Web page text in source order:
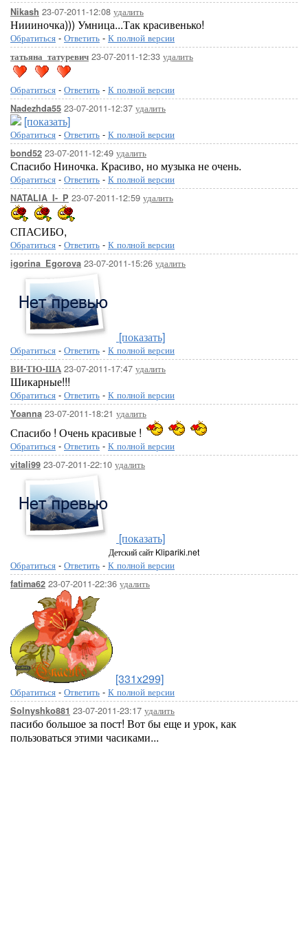
Nikash 23-07-2011-12:08 удалить
Ниииночка))) Умница...Так красивенько!
Обратиться - Ответить - К полной версии
татьяна_татуревич 23-07-2011-12:33 удалить
Обратиться - Ответить - К полной версии
Nadezhda55 23-07-2011-12:37 удалить
[показать]
Обратиться - Ответить - К полной версии
bond52 23-07-2011-12:49 удалить
Спасибо Ниночка. Красиво, но музыка не очень.
Обратиться - Ответить - К полной версии
NATALIA_I-_P 23-07-2011-12:59 удалить
СПАСИБО,
Обратиться - Ответить - К полной версии
igorina_Egorova 23-07-2011-15:26 удалить
[показать]
Обратиться - Ответить - К полной версии
ВИ-ТЮ-ША 23-07-2011-17:47 удалить
Шикарные!!!
Обратиться - Ответить - К полной версии
Yoanna 23-07-2011-18:21 удалить
Спасибо ! Очень красивые !
Обратиться - Ответить - К полной версии
vitali99 23-07-2011-22:10 удалить
[показать]
Детский сайт Klipariki.net
Обратиться - Ответить - К полной версии
fatima62 23-07-2011-22:36 удалить
[331x299]
Обратиться - Ответить - К полной версии
Solnyshko881 23-07-2011-23:17 удалить
пасибо большое за пост! Вот бы еще и урок, как
пользоваться этими часиками...